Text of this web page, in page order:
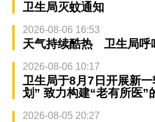
卫生局灭蚊通知
2026-08-06 16:53
天气持续酷热 卫生局呼
2026-08-06 10:17
卫生局于8月7日开展新
划” 致力构建“老有所医”
2026-08-05 20:27